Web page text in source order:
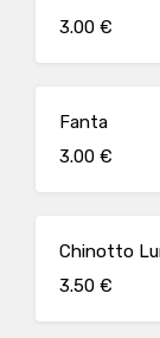
3.00 €
Fanta
3.00 €
Chinotto
3.50 €